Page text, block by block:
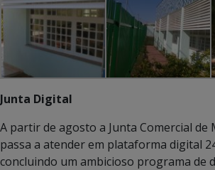
Junta Digital
A partir de agosto a Junta Comercial de
passa a atender em plataforma digital
concluindo um ambicioso programa de